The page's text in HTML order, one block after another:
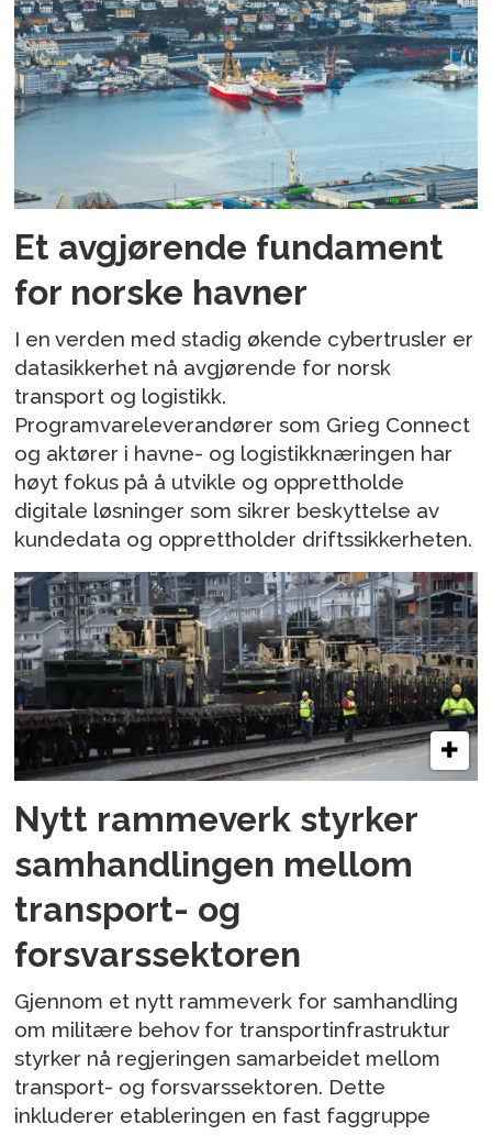
Et avgjørende fundament
for norske havner
I en verden med stadig økende cybertrusler er
datasikkerhet nå avgjørende for norsk
transport og logistikk.
Programvareleverandører som Grieg Connect
og aktører i havne- og logistikknæringen har
høyt fokus på å utvikle og opprettholde
digitale løsninger som sikrer beskyttelse av
kundedata og opprettholder driftssikkerheten.
Nytt rammeverk styrker
samhandlingen mellom
transport- og
forsvarssektoren
Gjennom et nytt rammeverk for samhandling
om militære behov for transportinfrastruktur
styrker nå regjeringen samarbeidet mellom
transport- og forsvarssektoren. Dette
inkluderer etableringen en fast faggruppe